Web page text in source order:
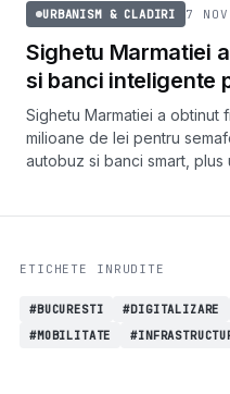
URBANISM & CLADIRI 7 NOV
Sighetu Marmatiei
si banci inteligente
Sighetu Marmatiei a obtinut
milioane de lei pentru
autobuz si banci smart,
ETICHETE INRUDITE
#BUCURESTI #DIGITALIZARE
#MOBILITATE